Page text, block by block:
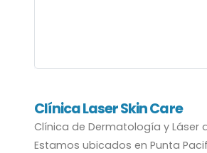
Clínica Laser Skin Care
Clínica de Dermatología y Láser
Estamos ubicados en Punta